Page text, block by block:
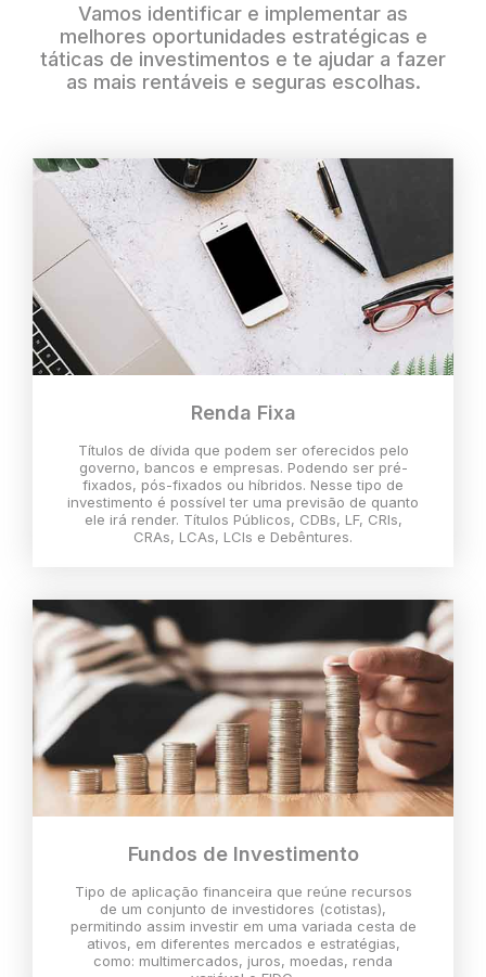
Vamos identificar e implementar as
melhores oportunidades estratégicas e
táticas de investimentos e te ajudar a fazer
as mais rentáveis e seguras escolhas.
Renda Fixa
Títulos de dívida que podem ser oferecidos pelo
governo, bancos e empresas. Podendo ser pré-
fixados, pós-fixados ou híbridos. Nesse tipo de
investimento é possível ter uma previsão de quanto
ele irá render. Títulos Públicos, CDBs, LF, CRIs,
CRAs, LCAs, LCIs e Debêntures.
Fundos de Investimento
Tipo de aplicação financeira que reúne recursos
de um conjunto de investidores (cotistas),
permitindo assim investir em uma variada cesta de
ativos, em diferentes mercados e estratégias,
como: multimercados, juros, moedas, renda